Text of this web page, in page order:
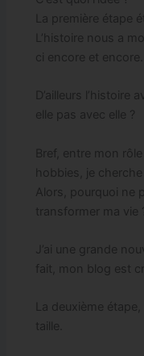
La première étape
L’histoire nous a
ci encore et encore.
D’ailleurs
elle pas avec elle ?
Bref, entre mon
hobbies, je
Alors, pourquoi ne
transformer ma vie
J’ai une grande
fait, mon blog est
La deuxième
taille.